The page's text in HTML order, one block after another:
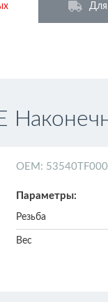
Для
ОЕМ:
Параметры:
Резьба
Вес